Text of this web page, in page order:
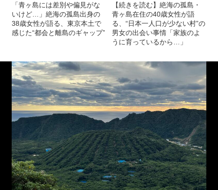
「青ヶ島には差別や偏見がな
いけど…」絶海の孤島出身の
38歳女性が語る、東京本土で
感じた“都会と離島のギャップ”
【続きを読む】絶海の孤島・
青ヶ島在住の40歳女性が語
る、“日本一人口が少ない村”の
男女の出会い事情「家族のよ
うに育っているから…」